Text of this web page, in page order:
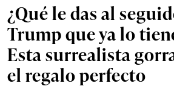
¿Qué le das al
Trump que ya lo
Esta surrealista
el regalo perfecto